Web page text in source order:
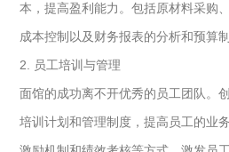
本，提高盈利能力。包括原材料采购
成本控制以及财务报表的分析和预算
2. 员工培训与管理
面馆的成功离不开优秀的员工团队。
培训计划和管理制度，提高员工的业